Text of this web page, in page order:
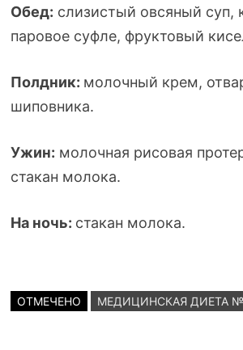
Обед: слизистый овсяный суп,
паровое суфле, фруктовый
Полдник: молочный крем,
шиповника.
Ужин: молочная рисовая
стакан молока.
На ночь: стакан молока.
ОТМЕЧЕНО МЕДИЦИНСКАЯ ДИЕТА №